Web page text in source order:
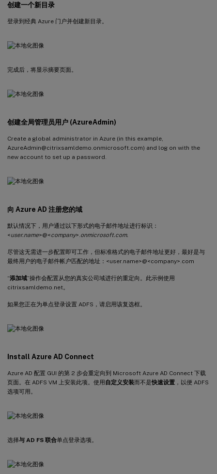
创建一个新目录
登录到经典 Azure 门户并创建新目录。
完成后，将显示摘要页面。
创建全局管理员用户 (AzureAdmin)
Create a global administrator in Azure (in this example,
AzureAdmin@citrixsamldemo.onmicrosoft.com) and log on with the
new account to set up a password.
向 Azure AD 注册您的域
默认情况下，用户通过以下形式的电子邮件地址进行标识：
<user.name>@<company>. onmicrosoft.com.
尽管这无需进一步配置即可工作，但标准格式的电子邮件地址更好，最好是与
最终用户的电子邮件帐户匹配的地址：<user.name>@<company>.com
“添加域”操作会配置从您的真实公司域进行的重定向。此示例使用
citrixsamldemo.net。
如果您正在为单点登录设置 ADFS，请启用该复选框。
Install Azure AD Connect
Azure AD 配置 GUI 的第 2 步会重定向到 Microsoft Azure AD Connect 下载
页面。在 ADFS VM 上安装此项。使用自定义安装而不是快速设置 ，以便 ADFS
选项可用。
选择与 AD FS 联合单点登录选项。